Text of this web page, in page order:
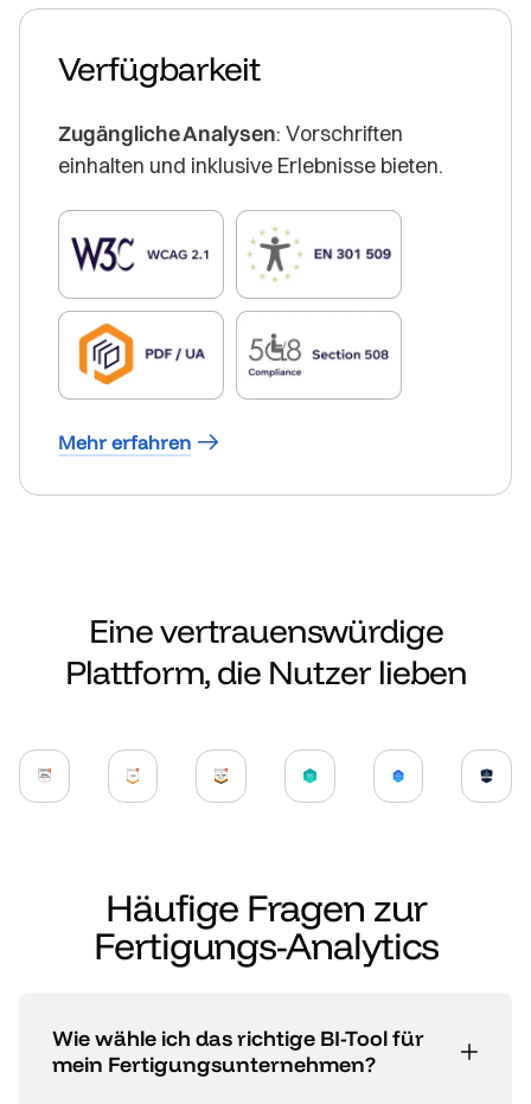
Verfügbarkeit
Zugängliche Analysen: Vorschriften
einhalten und inklusive Erlebnisse bieten.
Mehr erfahren
Eine vertrauenswürdige
Plattform, die Nutzer lieben
Häufige Fragen zur
Fertigungs-Analytics
Wie wähle ich das richtige BI-Tool für
mein Fertigungsunternehmen?